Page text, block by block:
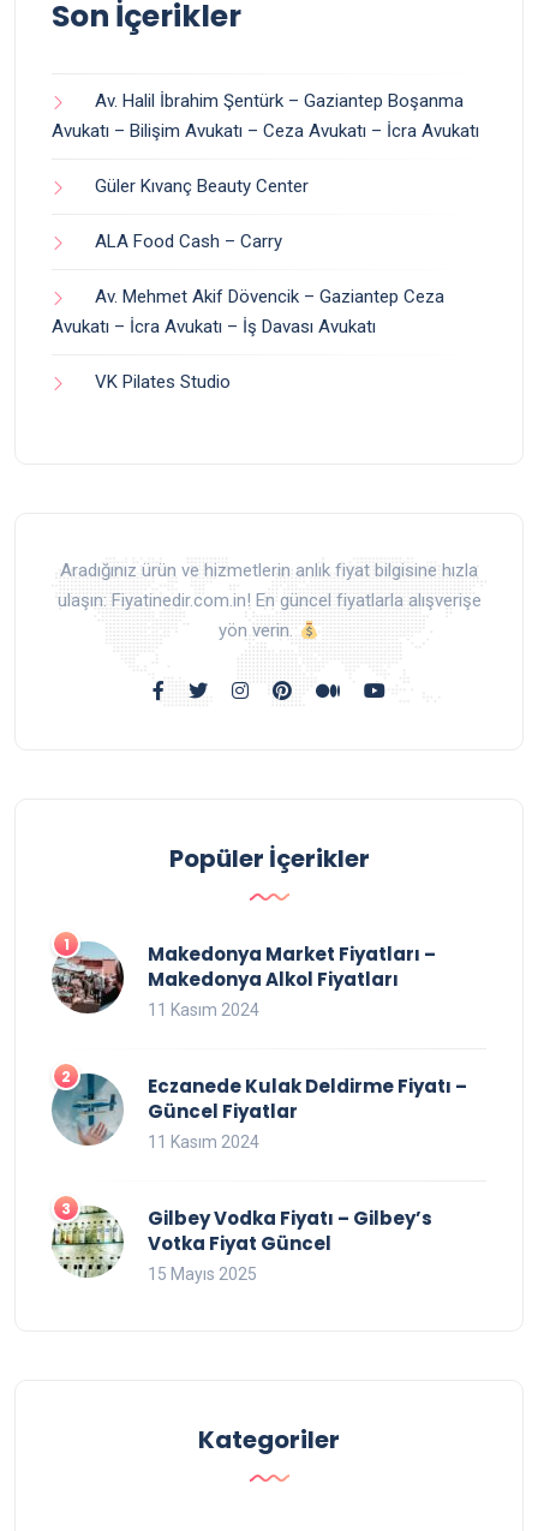
Son İçerikler
Av. Halil İbrahim Şentürk – Gaziantep Boşanma
Avukatı – Bilişim Avukatı – Ceza Avukatı – İcra Avukatı
Güler Kıvanç Beauty Center
ALA Food Cash – Carry
Av. Mehmet Akif Dövencik – Gaziantep Ceza
Avukatı – İcra Avukatı – İş Davası Avukatı
VK Pilates Studio
Aradığınız ürün ve hizmetlerin anlık fiyat bilgisine hızla
ulaşın: Fiyatinedir.com.in! En güncel fiyatlarla alışverişe
yön verin.
Popüler İçerikler
Makedonya Market Fiyatları –
Makedonya Alkol Fiyatları
11 Kasım 2024
Eczanede Kulak Deldirme Fiyatı –
Güncel Fiyatlar
11 Kasım 2024
Gilbey Vodka Fiyatı – Gilbey’s
Votka Fiyat Güncel
15 Mayıs 2025
Kategoriler